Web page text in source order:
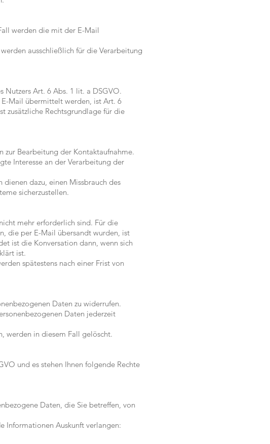
werden die mit der E-Mail
ausschließlich für die Verarbeitung
Nutzers Art. 6 Abs. 1 lit. a DSGVO.
Mail übermittelt werden, ist Art. 6
zusätzliche Rechtsgrundlage für die
zur Bearbeitung der Kontaktaufnahme.
Interesse an der Verarbeitung der
dazu, einen Missbrauch des
sicherzustellen.
mehr erforderlich sind. Für die
die per E-Mail übersandt wurden, ist
ist die Konversation dann, wenn sich
ist.
spätestens nach einer Frist von
Daten zu widerrufen.
Daten jederzeit
werden in diesem Fall gelöscht.
und es stehen Ihnen folgende Rechte
Daten, die Sie betreffen, von
Informationen Auskunft verlangen: